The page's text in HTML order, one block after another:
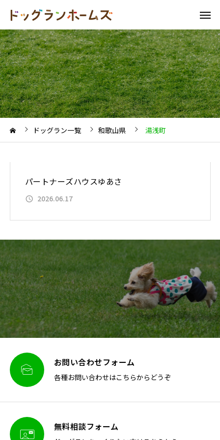
ドッグラン一覧 和歌山県 湯浅町
パートナーズハウスゆあさ
2026.06.17
 お問い合わせフォーム
各種お問い合わせはこちらからどうぞ
 無料相談フォーム